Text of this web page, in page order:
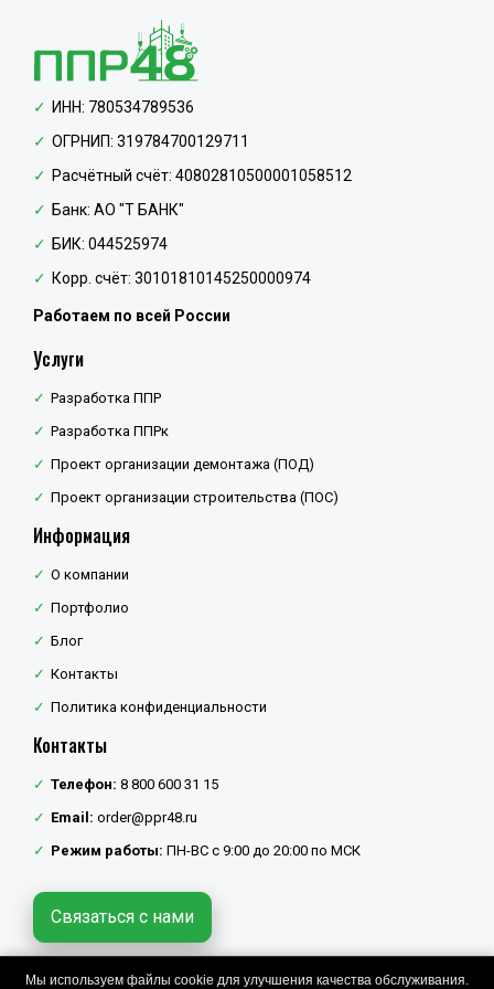
ИНН: 780534789536
ОГРНИП: 319784700129711
Расчётный счёт: 40802810500001058512
Банк: АО "Т БАНК"
БИК: 044525974
Корр. счёт: 30101810145250000974
Работаем по всей России
Услуги
Разработка ППР
Разработка ППРк
Проект организации демонтажа (ПОД)
Проект организации строительства (ПОС)
Информация
О компании
Портфолио
Блог
Контакты
Политика конфиденциальности
Контакты
Телефон: 8 800 600 31 15
Email: order@ppr48.ru
Режим работы: ПН-ВС с 9:00 до 20:00 по МСК
Связаться с нами
Мы используем файлы cookie для улучшения качества обслуживания.